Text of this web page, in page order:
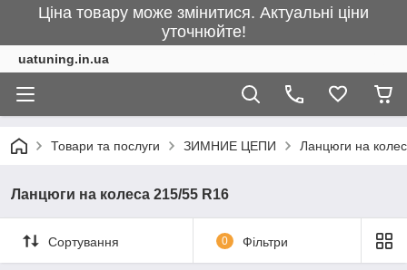
Ціна товару може змінитися. Актуальні ціни
уточнюйте!
uatuning.in.ua
Товари та послуги ЗИМНИЕ ЦЕПИ Ланцюги на
Ланцюги на колеса 215/55 R16
Сортування 0 Фільтри